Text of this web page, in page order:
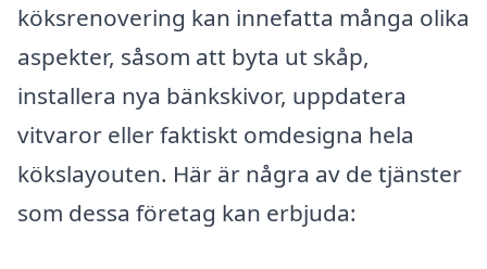
köksrenovering kan innefatta många olika
aspekter, såsom att byta ut skåp,
installera nya bänkskivor, uppdatera
vitvaror eller faktiskt omdesigna hela
kökslayouten. Här är några av de tjänster
som dessa företag kan erbjuda: